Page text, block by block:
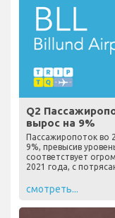
Q2
вырос на 9%
Пассажиропоток во
9%, превысив
соответствует
2021 года, с
смотреть...